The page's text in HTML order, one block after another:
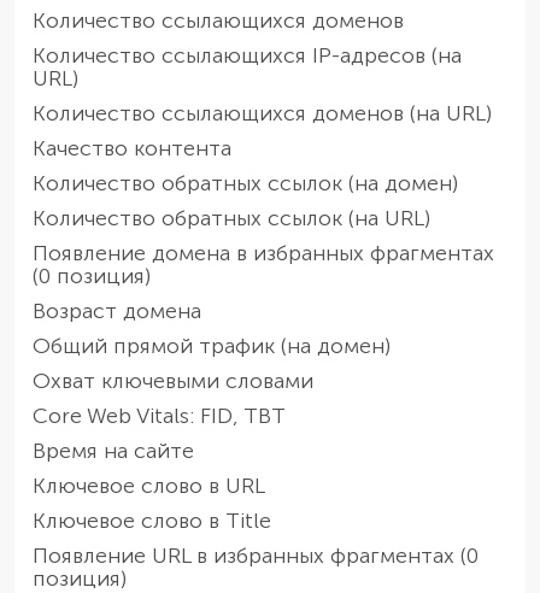
Количество ссылающихся доменов
Количество ссылающихся IP-адресов (на
URL)
Количество ссылающихся доменов (на URL)
Качество контента
Количество обратных ссылок (на домен)
Количество обратных ссылок (на URL)
Появление домена в избранных фрагментах
(0 позиция)
Возраст домена
Общий прямой трафик (на домен)
Охват ключевыми словами
Core Web Vitals: FID, TBT
Время на сайте
Ключевое слово в URL
Ключевое слово в Title
Появление URL в избранных фрагментах (0
позиция)